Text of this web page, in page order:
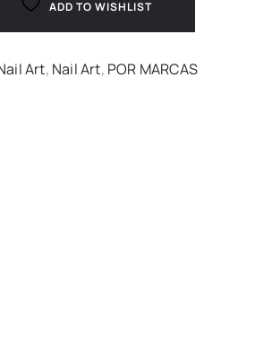
ADD TO WISHLIST
Art, Nail Art, POR MARCAS